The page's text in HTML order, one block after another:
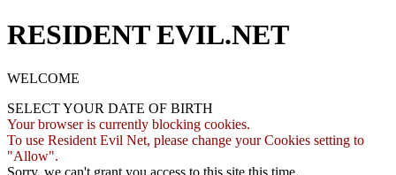
RESIDENT EVIL.NET
WELCOME
SELECT YOUR DATE OF BIRTH
Your browser is currently blocking cookies.
To use Resident Evil Net, please change your Cookies setting to
"Allow".
Sorry, we can't grant you access to this site this time.